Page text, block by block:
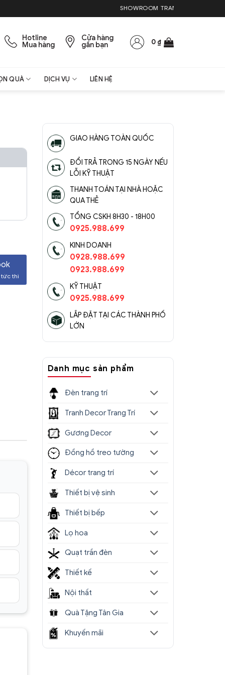
SHOWROOM TRANG TRÍ NỘI THẤT &
Hotline
Mua hàng
Cửa hàng
gần bạn 0 ₫
QUÀ DỊCH VỤ LIÊN HỆ
tức thì
GIAO HÀNG TOÀN QUỐC
ĐỔI TRẢ TRONG 15 NGÀY NẾU
LỖI KỸ THUẬT
THANH TOÁN TẠI NHÀ HOẶC
QUA THẺ
TỔNG CSKH 8H30 - 18H00
0925.988.699
KINH DOANH
0928.988.699
0923.988.699
KỸ THUẬT
0925.988.699
LẮP ĐẶT TẠI CÁC THÀNH PHỐ
LỚN
Danh mục sản phẩm
Đèn trang trí
Tranh Decor Trang Trí
Gương Decor
Đồng hồ treo tường
Décor trang trí
Thiết bị vệ sinh
Thiết bị bếp
Lọ hoa
Quạt trần đèn
Thiết kế
Nội thất
Quà Tặng Tân Gia
Khuyến mãi